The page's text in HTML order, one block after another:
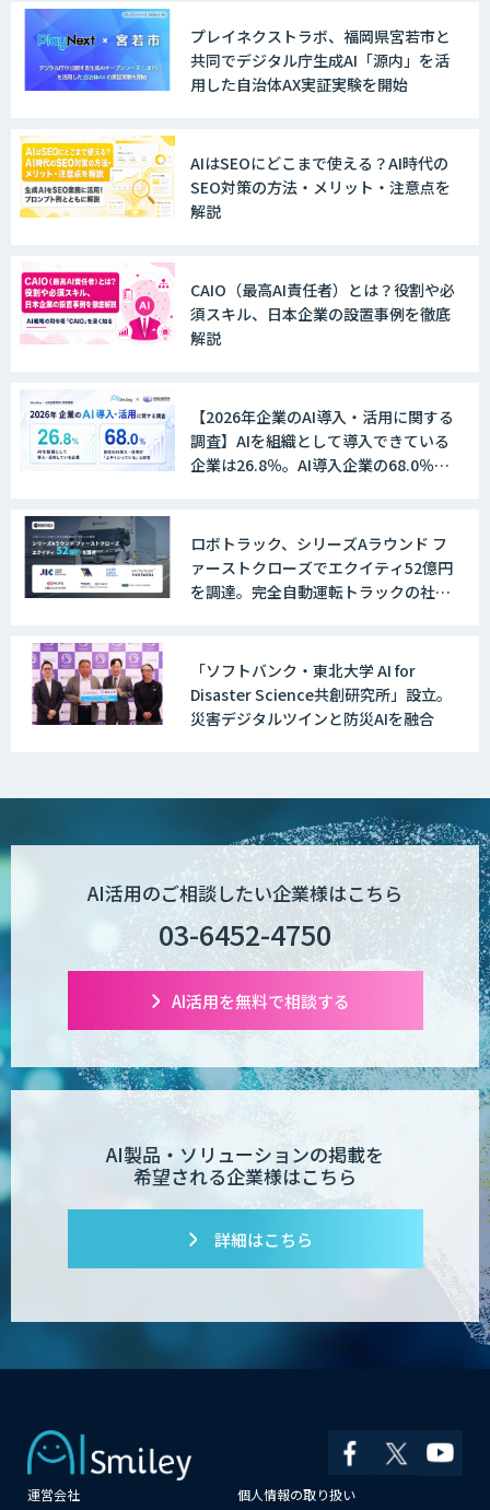
JAPAN AI SALES
JAPAN AI MARKETING
ントが自動処理します 『Knowfa（ノウ
ファ）受注AIエージェント』
データ構造化ソリューション「DX-laei」
MµgenGAI
図面検索AI
AI Worker
【営業特化】AIエージェント構築サービ
ス
TIGEREYE AGENT
プレイネクストラボ、福岡県宮若市と
共同でデジタル庁生成AI「源内」を活
用した自治体AX実証実験を開始
AIはSEOにどこまで使える？AI時代の
SEO対策の方法・メリット・注意点を
解説
CAIO（最高AI責任者）とは？役割や必
須スキル、日本企業の設置事例を徹底
解説
【2026年企業のAI導入・活用に関する
調査】AIを組織として導入できている
企業は26.8％。AI導入企業の68.0％
ロボトラック、シリーズAラウンド フ
ァーストクローズでエクイティ52億円
を調達。完全自動運転トラックの社会
「ソフトバンク・東北大学 AI for
Disaster Science共創研究所」設立。
災害デジタルツインと防災AIを融合
AI活用のご相談したい企業様はこちら
03-6452-4750
AI活用を無料で相談する
AI製品・ソリューションの掲載を
希望される企業様はこちら
詳細はこちら
運営会社 個人情報の取り扱い